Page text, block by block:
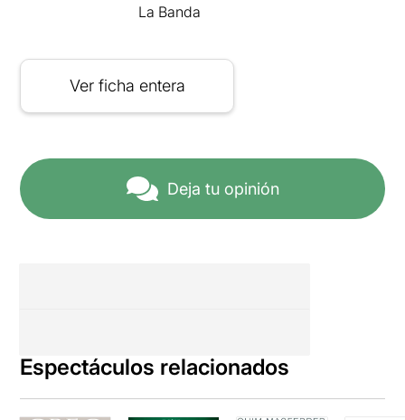
La Banda
Ver ficha entera
Deja tu opinión
Espectáculos relacionados